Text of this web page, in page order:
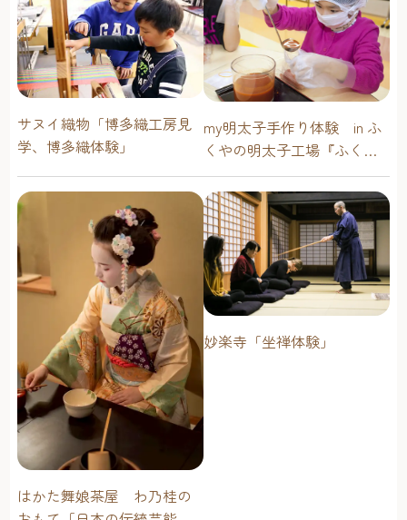
サヌイ織物「博多織工房見
学、博多織体験」
my明太子手作り体験 in ふ
くやの明太子工場『ふくや
味の明太子工場ハクハク』
はかた舞娘茶屋 わ乃桂の
妙楽寺「坐禅体験」